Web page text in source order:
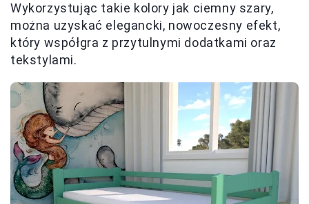
Wykorzystując takie kolory jak ciemny szary,
można uzyskać elegancki, nowoczesny efekt,
który współgra z przytulnymi dodatkami oraz
tekstylami.